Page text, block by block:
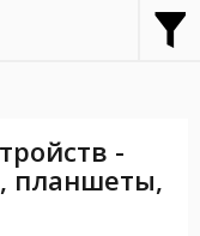
-
планшеты,